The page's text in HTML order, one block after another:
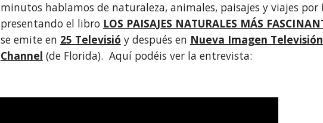
minutos hablamos de naturaleza, animales, paisajes y viajes por
presentando el libro LOS PAISAJES NATURALES MÁS
se emite en 25 Televisió y después en Nueva Imagen Televisión
Channel (de Florida).  Aquí podéis ver la entrevista: